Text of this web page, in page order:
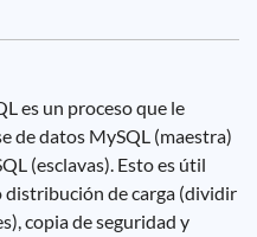
es un proceso que le
de datos MySQL (maestra)
(esclavas). Esto es útil
distribución de carga (dividir
copia de seguridad y